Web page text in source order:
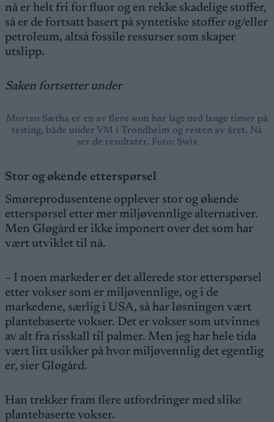
nå er helt fri for fluor og en rekke skadelige stoffer,
så er de fortsatt basert på syntetiske stoffer og/eller
petroleum, altså fossile ressurser som skaper
utslipp.
Saken fortsetter under
Morten Sætha er en av flere som har lagt ned lange timer på
testing, både under VM i Trondheim og resten av året. Nå
ser de resultater. Foto: Swix
Stor og økende etterspørsel
Smøreprodusentene opplever stor og økende
etterspørsel etter mer miljøvennlige alternativer.
Men Gløgård er ikke imponert over det som har
vært utviklet til nå.
– I noen markeder er det allerede stor etterspørsel
etter vokser som er miljøvennlige, og i de
markedene, særlig i USA, så har løsningen vært
plantebaserte vokser. Det er vokser som utvinnes
av alt fra risskall til palmer. Men jeg har hele tida
vært litt usikker på hvor miljøvennlig det egentlig
er, sier Gløgård.
Han trekker fram flere utfordringer med slike
plantebaserte vokser.